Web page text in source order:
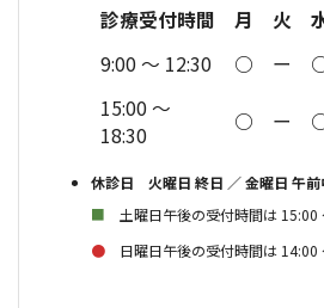
診療受付時間 月 火
9:00 〜 12:30 ○ ー
15:00 〜
18:30
○ ー
休診日 火曜日 終日 ／金曜日 午前
■ 土曜日午後の受付時間は 15:00
●
日曜日午後の受付時間は 14:00